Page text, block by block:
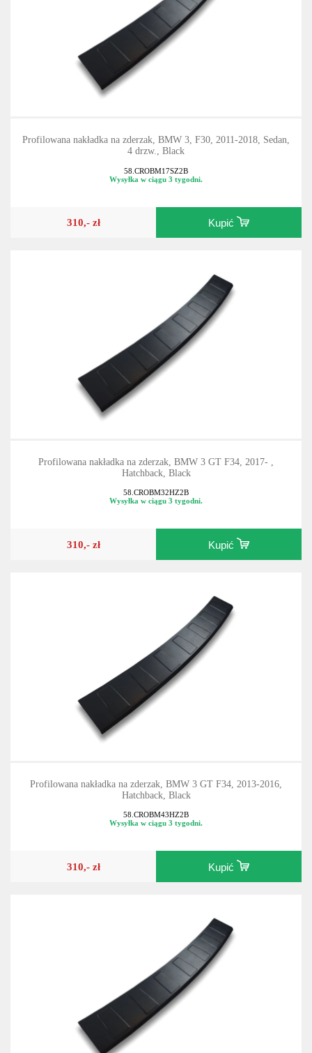
Profilowana nakładka na zderzak, BMW 3, F30, 2011-2018, Sedan,
4 drzw., Black
58.CROBM17SZ2B
Wysyłka w ciągu 3 tygodni.
310,- zł Kupić
Profilowana nakładka na zderzak, BMW 3 GT F34, 2017- ,
Hatchback, Black
58.CROBM32HZ2B
Wysyłka w ciągu 3 tygodni.
310,- zł Kupić
Profilowana nakładka na zderzak, BMW 3 GT F34, 2013-2016,
Hatchback, Black
58.CROBM43HZ2B
Wysyłka w ciągu 3 tygodni.
310,- zł Kupić